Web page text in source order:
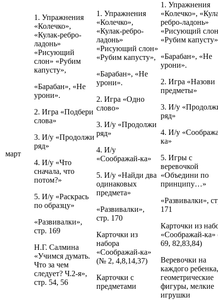
март
1. Упражнения
«Колечко»,
«Кулак-ребро-
ладонь»
«Рисующий
слон» «Рубим
капусту»,
«Барабан», «Не
урони».
2. Игра «Подбери
слова»
3. И/у «Продолжи
ряд»
4. И/у «Что
сначала, что
потом?»
5. И/у «Раскрась
по образцу»
«Развивалки»,
стр. 169
Н.Г. Салмина
«Учимся думать.
Что за чем
следует? Ч.2-я»,
стр. 54, 56
1. Упражнения
«Колечко»,
«Кулак-ребро-
ладонь»
«Рисующий слон»
«Рубим капусту»,
«Барабан», «Не
урони».
2. Игра «Одно
слово»
3. И/у «Продолжи
ряд»
4. И/у
«Соображай-ка»
5. И/у «Найди два
одинаковых
предмета»
«Развивалки»,
стр. 170
Карточки из
набора
«Соображай-ка»
(№ 2, 4,8,14,37)
Карточки с
предметами
1. Упражнения
«Колечко»,
ребро-ладонь»
«Рисующий
«Рубим
«Барабан», «Не
урони».
2. Игра «Назови
предметы»
3. И/у
ряд»
4. И/у
ка»
5. Игры с
веревочкой
«Объедини по
принципу…»
«Развивалки»,
171
Карточки из
«Соображай-
69, 82,83,84)
Веревочки на
каждого ребенка,
геометрические
фигуры, мелкие
игрушки